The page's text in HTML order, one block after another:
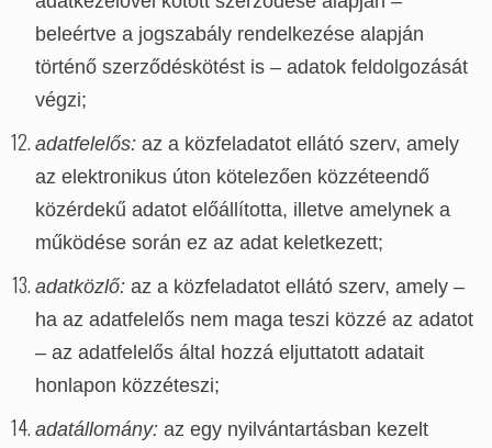
beleértve a jogszabály rendelkezése alapján
történő szerződéskötést is – adatok feldolgozását
végzi;
adatfelelős: az a közfeladatot ellátó szerv, amely
az elektronikus úton kötelezően közzéteendő
közérdekű adatot előállította, illetve amelynek a
működése során ez az adat keletkezett;
adatközlő: az a közfeladatot ellátó szerv, amely –
ha az adatfelelős nem maga teszi közzé az adatot
– az adatfelelős által hozzá eljuttatott adatait
honlapon közzéteszi;
adatállomány: az egy nyilvántartásban kezelt